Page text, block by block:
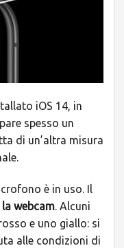
iOS 14, in
spesso un
di un’altra misura
è in uso. Il
webcam. Alcuni
e uno giallo: si
alle condizioni di